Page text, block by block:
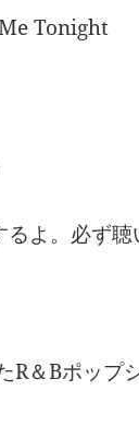
/
よ。必ず聴
R＆Bポップ